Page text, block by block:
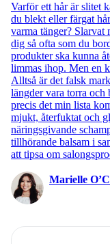
Varför ett hår är slitet
du blekt eller färgat
varma tänger?
dig så ofta som du
produkter ska kunna
limmas ihop. Men en
Alltså är det falsk
längder vara torra
precis det min lista
mjukt, återfuktat och
näringsgivande
tillhörande balsam i
att tipsa om
Marielle